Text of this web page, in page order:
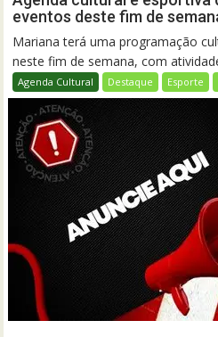
eventos deste fim de
Mariana terá uma programação
neste fim de semana, com
Agenda Cultural Destaque Esporte